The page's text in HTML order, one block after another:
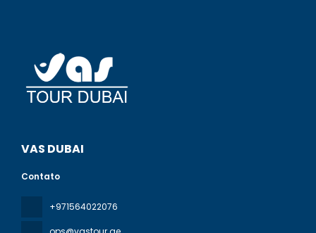
VAS DUBAI
Contato
+971564022076